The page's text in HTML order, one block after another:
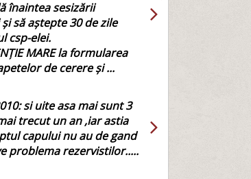
înaintea sesizării
să aștepte 30 de zile
csp-elei.
MARE la formularea
de cerere și ...
si uite asa mai sunt 3
trecut un an ,iar astia
capului nu au de gand
problema rezervistilor.....